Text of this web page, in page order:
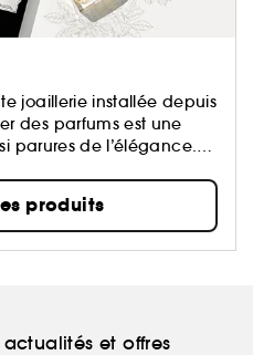
joaillerie installée depuis
des parfums est une
parures de l’élégance.
un bijou, au creux
oreille, autour du
produits
et offres